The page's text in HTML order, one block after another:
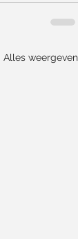
Alles weergeven